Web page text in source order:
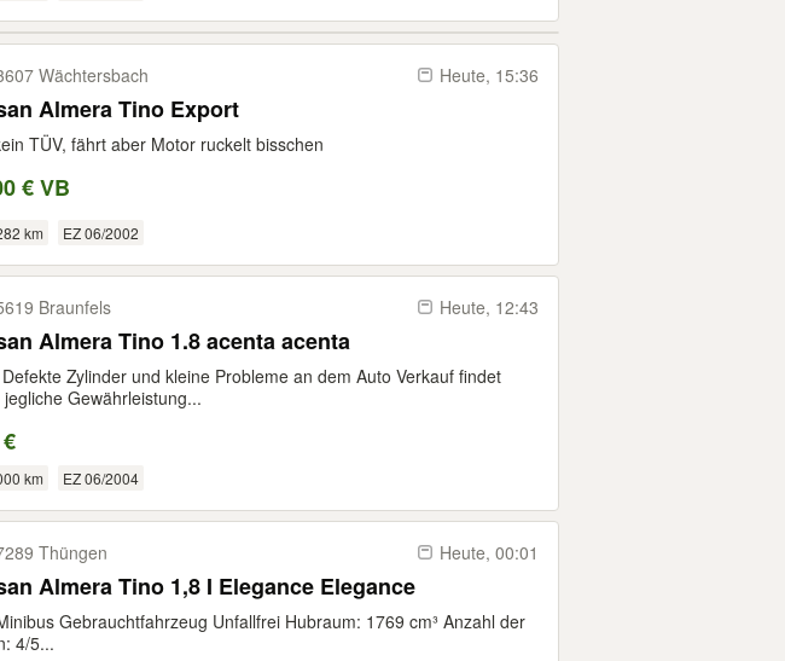
Wächtersbach Heute, 15:36
Almera Tino Export
TÜV, fährt aber Motor ruckelt bisschen
€ VB
km EZ 06/2002
Braunfels Heute, 12:43
Almera Tino 1.8 acenta acenta
Zylinder und kleine Probleme an dem Auto Verkauf findet
Gewährleistung...
km EZ 06/2004
Thüngen Heute, 00:01
Almera Tino 1,8 I Elegance Elegance
Gebrauchtfahrzeug Unfallfrei Hubraum: 1769 cm³ Anzahl der
4/5...